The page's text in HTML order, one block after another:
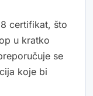
certifikat, što
u kratko
se
koje bi